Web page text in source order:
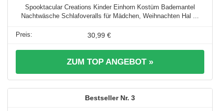
Spooktacular Creations Kinder Einhorn Kostüm Bademantel
Nachtwäsche Schlafoveralls für Mädchen, Weihnachten Hal ...
30,99 €
ZUM TOP ANGEBOT »
3